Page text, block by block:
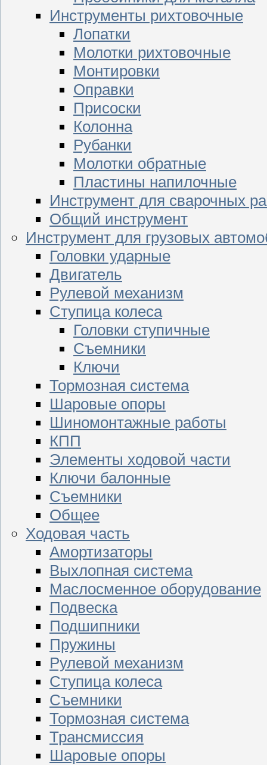
Инструменты рихтовочные
Лопатки
Молотки рихтовочные
Монтировки
Оправки
Присоски
Колонна
Рубанки
Молотки обратные
Пластины напилочные
Инструмент для сварочных
Общий инструмент
Инструмент для грузовых
Головки ударные
Двигатель
Рулевой механизм
Ступица колеса
Головки ступичные
Съемники
Ключи
Тормозная система
Шаровые опоры
Шиномонтажные работы
КПП
Элементы ходовой части
Ключи балонные
Съемники
Общее
Ходовая часть
Амортизаторы
Выхлопная система
Маслосменное оборудование
Подвеска
Подшипники
Пружины
Рулевой механизм
Ступица колеса
Съемники
Тормозная система
Трансмиссия
Шаровые опоры